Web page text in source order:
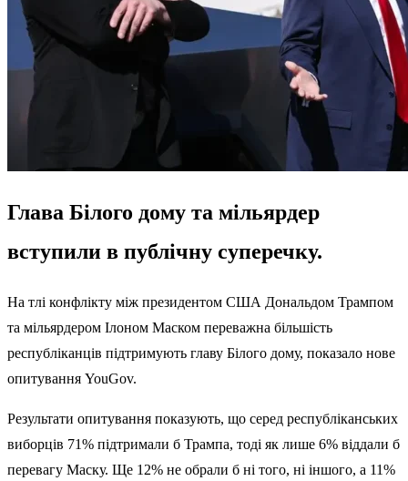
Глава Білого дому та мільярдер
вступили в публічну суперечку.
На тлі конфлікту між президентом США Дональдом Трампом
та мільярдером Ілоном Маском переважна більшість
республіканців підтримують главу Білого дому, показало нове
опитування YouGov.
Результати опитування показують, що серед республіканських
виборців 71% підтримали б Трампа, тоді як лише 6% віддали б
перевагу Маску. Ще 12% не обрали б ні того, ні іншого, а 11%